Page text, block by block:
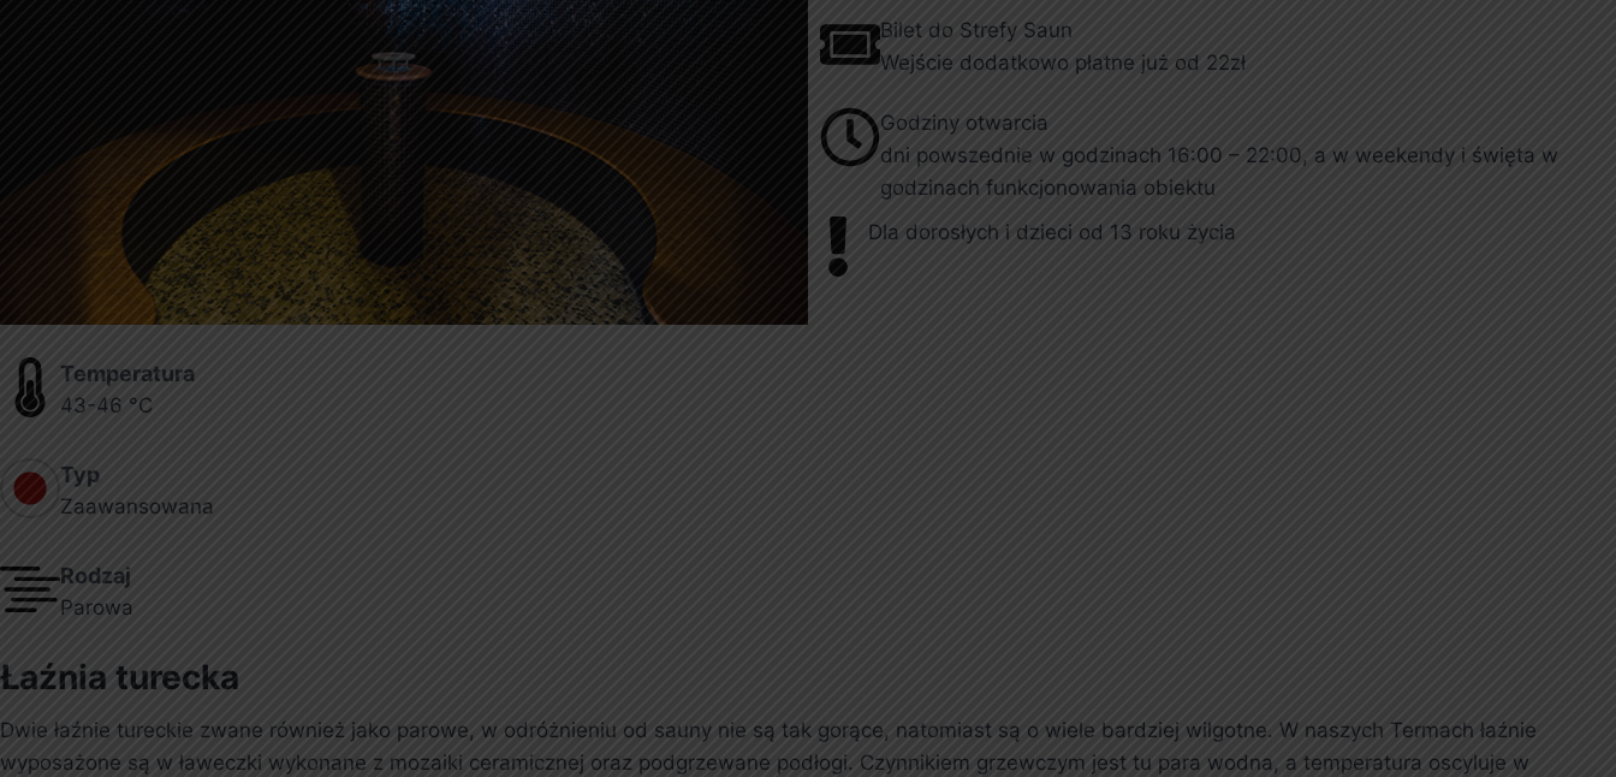
Bilet do Strefy Saun
Wejście dodatkowo płatne już od 22zł
Godziny otwarcia
dni powszednie w godzinach 16:00 – 22:00, a w weekendy i święta w
godzinach funkcjonowania obiektu
Dla dorosłych i dzieci od 13 roku życia
Temperatura
43-46 °C
Typ
Zaawansowana
Rodzaj
Parowa
Łaźnia turecka
Dwie łaźnie tureckie zwane również jako parowe, w odróżnieniu od sauny nie są tak gorące, natomiast są o wiele bardziej wilgotne. W naszych Termach łaźnie
wyposażone są w ławeczki wykonane z mozaiki ceramicznej oraz podgrzewane podłogi. Czynnikiem grzewczym jest tu para wodna, a temperatura oscyluje w